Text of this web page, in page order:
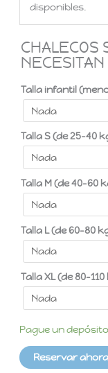
disponibles.
CHALECOS
NECESITAN
Talla infantil
Talla S (de 25-40
Talla M (de 40-60
Talla L (de 60-80
Talla XL (de 80-
Pague un
Reservar ahora